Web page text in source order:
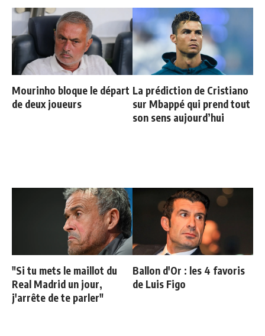
Mourinho bloque le départ
de deux joueurs
La prédiction de Cristiano
sur Mbappé qui prend tout
son sens aujourd’hui
"Si tu mets le maillot du
Real Madrid un jour,
j'arrête de te parler"
Ballon d'Or : les 4 favoris
de Luis Figo